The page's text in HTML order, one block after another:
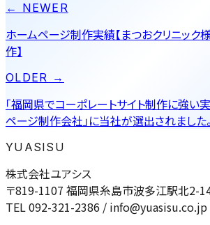
← NEWER
ホームページ制作実績【まつおクリニック
作】
OLDER →
「福岡県でコーポレートサイト制作に強い
ページ制作会社」に当社が選出されました。
YUASISU
株式会社ユアシス
〒819-1107 福岡県糸島市波多江駅北2-
TEL 092-321-2386 / info@yuasisu.co.jp